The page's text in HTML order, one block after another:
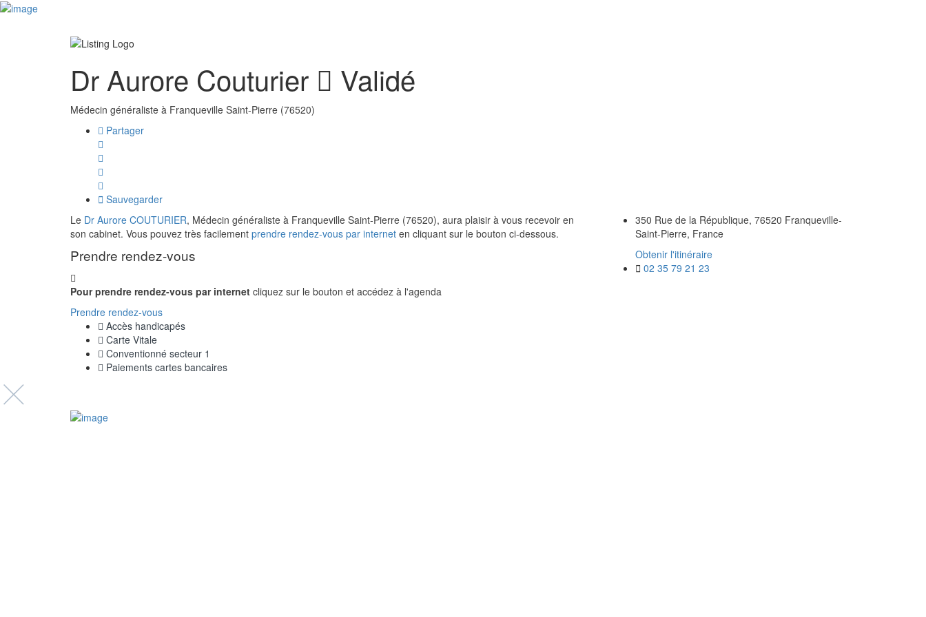
Accès Professionnel
Dr Aurore Couturier Validé
Médecin généraliste à Franqueville Saint-Pierre (76520)
Partager
Sauvegarder
Le Dr Aurore COUTURIER, Médecin généraliste à Franqueville Saint-Pierre (76520), aura plaisir à vous recevoir en
son cabinet. Vous pouvez très facilement prendre rendez-vous par internet en cliquant sur le bouton ci-dessous.
Prendre rendez-vous
Pour prendre rendez-vous par internet cliquez sur le bouton et accédez à l'agenda
Prendre rendez-vous
Accès handicapés
Carte Vitale
Conventionné secteur 1
Paiements cartes bancaires
350 Rue de la République, 76520 Franqueville-
Saint-Pierre, France
Obtenir l'itinéraire
02 35 79 21 23